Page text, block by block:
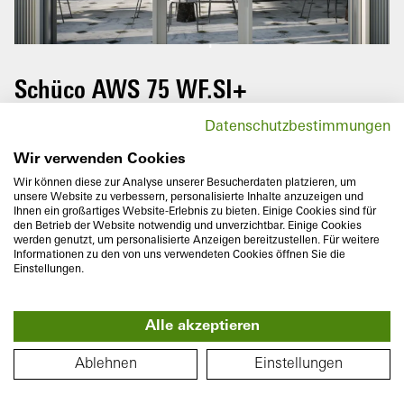
FLOOR PLAN
Please rotate your mobile to enjoy the
full tour experience.
Schüco AWS 75 WF.SI+
The Schüco aluminium window system
Insulated) boasts impressive thermal
insulation and narrow exterior face widths –
for use in new builds or renovations, and
private residential homes or commercial
buildings.
Basic depth Thermal insulation
Datenschutzbestimmungen
Wir verwenden Cookies
Wir können diese zur Analyse unserer Besucherdaten platzieren, um
unsere Website zu verbessern, personalisierte Inhalte anzuzeigen und
Ihnen ein großartiges Website-Erlebnis zu bieten. Einige Cookies sind für
den Betrieb der Website notwendig und unverzichtbar. Einige Cookies
werden genutzt, um personalisierte Anzeigen bereitzustellen. Für weitere
Informationen zu den von uns verwendeten Cookies öffnen Sie die
Einstellungen.
Alle akzeptieren
Ablehnen Einstellungen